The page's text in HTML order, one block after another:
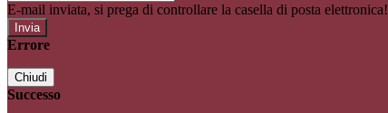
E-mail inviata, si prega di controllare la casella di posta elettronica!
Errore
Chiudi
Successo